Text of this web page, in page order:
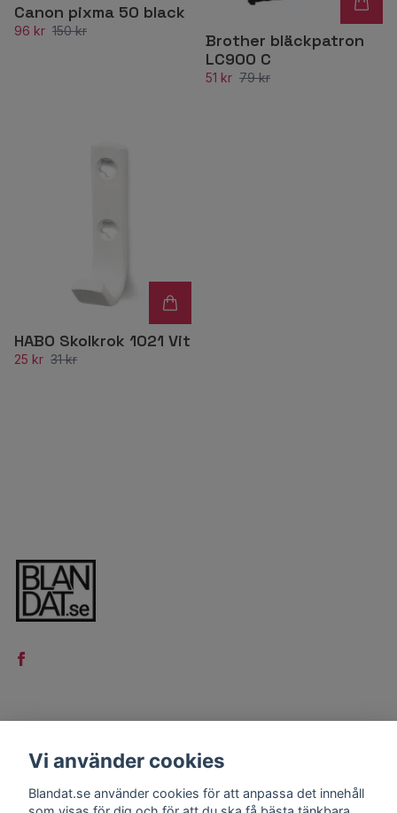
Canon pixma 50 black
96 kr 150 kr
Brother bläckpatron
LC900 C
51 kr 79 kr
HABO Skolkrok 1021 Vit
25 kr 31 kr
Kontakt
Köpvillkor
Vi använder cookies
Blandat.se använder cookies för att anpassa det innehåll